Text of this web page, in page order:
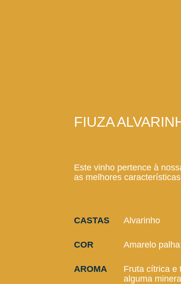
FIUZA
Este vinho pertence à
as melhores
CASTAS Alvarinho
COR Amarelo
AROMA
Fruta cítrica e
alguma